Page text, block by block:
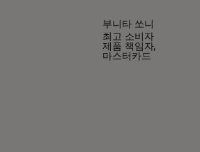
부니타 쏘니
최고 소비자
제품 책임자,
마스터카드